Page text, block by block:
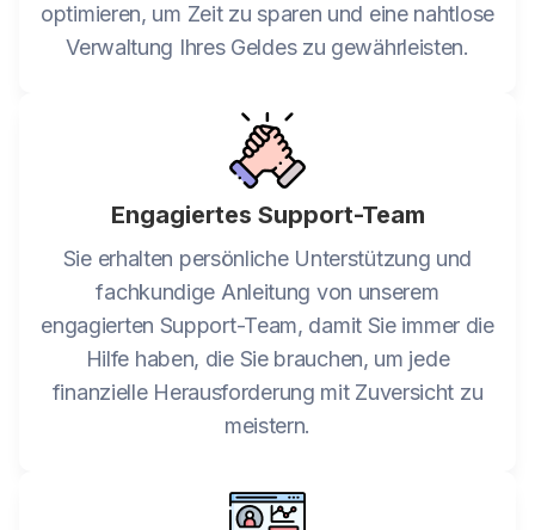
optimieren, um Zeit zu sparen und eine nahtlose
Verwaltung Ihres Geldes zu gewährleisten.
Engagiertes Support-Team
Sie erhalten persönliche Unterstützung und
fachkundige Anleitung von unserem
engagierten Support-Team, damit Sie immer die
Hilfe haben, die Sie brauchen, um jede
finanzielle Herausforderung mit Zuversicht zu
meistern.